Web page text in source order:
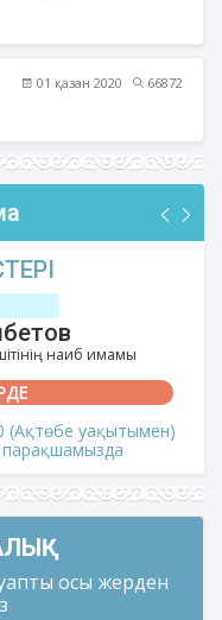
01 қазан 2020
66872
наиб имамы
(Ақтөбе уақытымен)
парақшамызда
осы жерден